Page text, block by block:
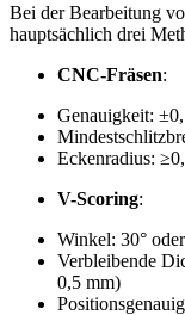
Bei der Bearbeitung
hauptsächlich drei
CNC-Fräsen:
Genauigkeit:
Eckenradius:
V-Scoring:
Winkel: 30°
Verbleibende
0,5 mm)